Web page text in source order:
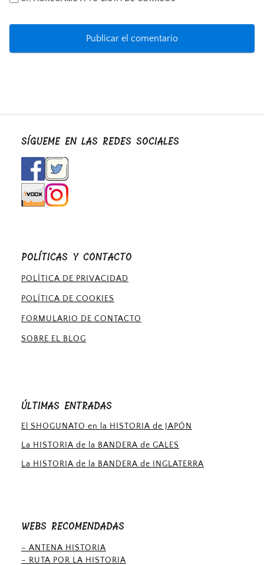
SÍGUEME EN LAS REDES SOCIALES
POLÍTICAS Y CONTACTO
POLÍTICA DE PRIVACIDAD
POLÍTICA DE COOKIES
FORMULARIO DE CONTACTO
SOBRE EL BLOG
ÚLTIMAS ENTRADAS
El SHOGUNATO en la HISTORIA de JAPÓN
La HISTORIA de la BANDERA de GALES
La HISTORIA de la BANDERA de INGLATERRA
WEBS RECOMENDADAS
– ANTENA HISTORIA
– RUTA POR LA HISTORIA